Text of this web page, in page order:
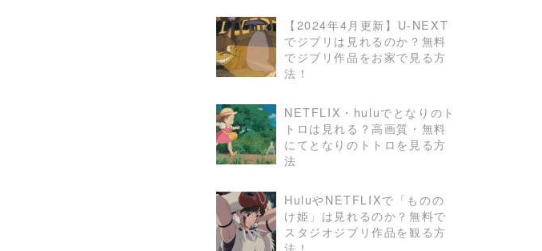
READ MORE
【2024年4月更新】U-NEXT
でジブリは見れるのか？無料
でジブリ作品をお家で見る方
法！
READ MORE
NETFLIX・huluでとなりのト
トロは見れる？高画質・無料
にてとなりのトトロを見る方
法
READ MORE
HuluやNETFLIXで「ものの
け姫」は見れるのか？無料で
スタジオジブリ作品を観る方
法！